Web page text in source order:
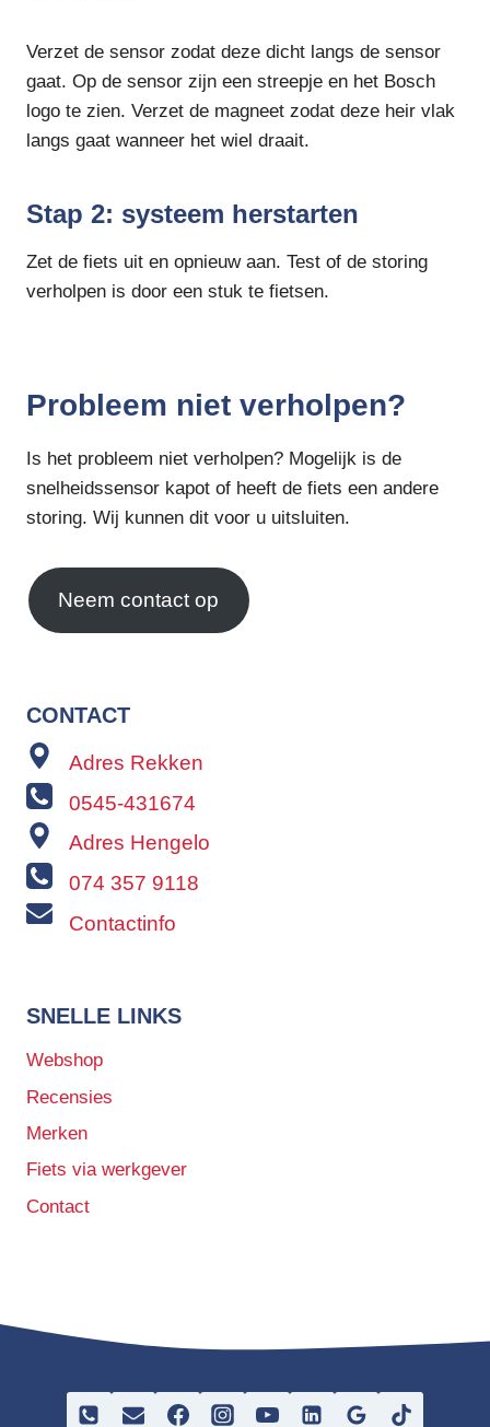
Verzet de sensor zodat deze dicht langs de sensor
gaat. Op de sensor zijn een streepje en het Bosch
logo te zien. Verzet de magneet zodat deze heir vlak
langs gaat wanneer het wiel draait.
Stap 2: systeem herstarten
Zet de fiets uit en opnieuw aan. Test of de storing
verholpen is door een stuk te fietsen.
Probleem niet verholpen?
Is het probleem niet verholpen? Mogelijk is de
snelheidssensor kapot of heeft de fiets een andere
storing. Wij kunnen dit voor u uitsluiten.
Neem contact op
CONTACT
Adres Rekken
0545-431674
Adres Hengelo
074 357 9118
Contactinfo
SNELLE LINKS
Webshop
Recensies
Merken
Fiets via werkgever
Contact